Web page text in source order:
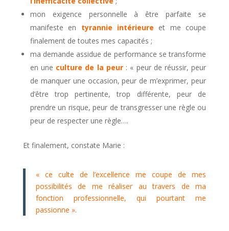
mon exigence personnelle à être parfaite se
manifeste en tyrannie intérieure et me coupe
finalement de toutes mes capacités ;
ma demande assidue de performance se transforme
en une culture de la peur : « peur de réussir, peur
de manquer une occasion, peur de m’exprimer, peur
d’être trop pertinente, trop différente, peur de
prendre un risque, peur de transgresser une règle ou
peur de respecter une règle….
Et finalement, constate Marie :
« ce culte de l’excellence me coupe de mes
possibilités de me réaliser au travers de ma
fonction professionnelle, qui pourtant me
passionne ».